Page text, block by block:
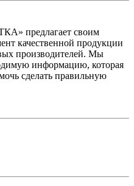
предлагает своим
качественной продукции
производителей. Мы
информацию, которая
сделать правильную